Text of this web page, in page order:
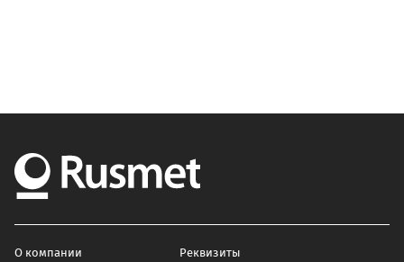
О компании Реквизиты